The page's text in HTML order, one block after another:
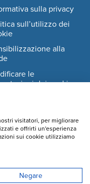
sulla privacy
sull’utilizzo dei
alla
le
dei cookie
Facebook
Instagram
LinkedIn
visitatori, per migliorare
e offrirti un'esperienza
sui cookie utilizziamo
Negare